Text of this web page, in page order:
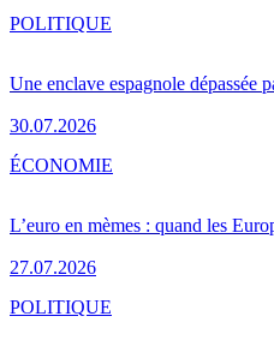
Une enclave espagnole dépassée
30.07.2026
POLITIQUE
L’euro en mèmes : quand les
27.07.2026
ÉCONOMIE
POLITIQUE